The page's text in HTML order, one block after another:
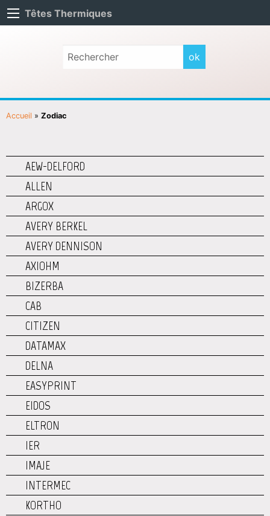
Têtes Thermiques
Accueil » Zodiac
AEW-DELFORD
ALLEN
ARGOX
AVERY BERKEL
AVERY DENNISON
AXIOHM
BIZERBA
CAB
CITIZEN
DATAMAX
DELNA
EASYPRINT
EIDOS
ELTRON
IER
IMAJE
INTERMEC
KORTHO